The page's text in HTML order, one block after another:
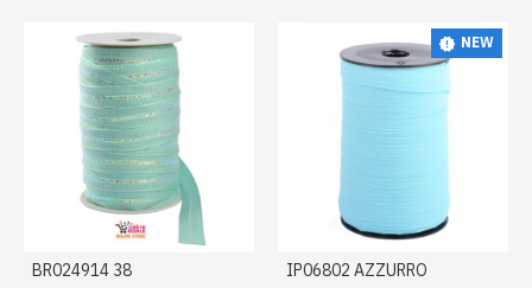
BR024914 38
NEW
IP06802 AZZURRO